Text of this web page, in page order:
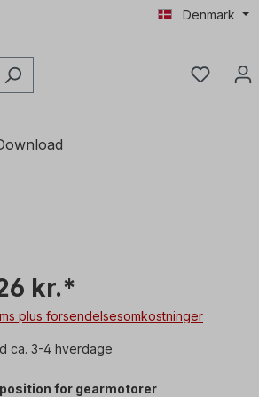
Denmark
kr.*
plus forsendelsesomkostninger
ca. 3-4 hverdage
for gearmotorer